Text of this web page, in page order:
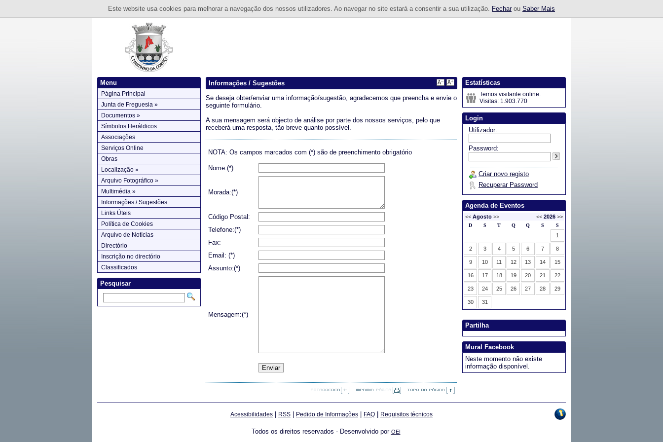
Este website usa cookies para melhorar a navegação dos nossos utilizadores. Ao navegar no site estará a consentir a sua utilização. Fecharou Saber Mais
Menu
Página Principal
Junta de Freguesia »
Documentos »
Símbolos Heráldicos
Associações
Serviços Online
Obras
Localização »
Arquivo Fotográfico »
Multimédia »
Informações / Sugestões
Links Úteis
Política de Cookies
Arquivo de Notícias
Directório
Inscrição no directório
Classificados
Pesquisar
Informações / Sugestões
Se deseja obter/enviar uma informação/sugestão, agradecemos que preencha e envie o
seguinte formulário.
A sua mensagem será objecto de análise por parte dos nossos serviços, pelo que
receberá uma resposta, tão breve quanto possível.
NOTA: Os campos marcados com (*) são de preenchimento obrigatório
Nome:(*)
Morada:(*)
Código Postal:
Telefone:(*)
Fax:
Email: (*)
Assunto:(*)
Mensagem:(*)
Estatísticas
Temos visitante online.
Visitas: 1.903.770
Login
Utilizador:
Password:
Criar novo registo
Recuperar Password
Agenda de Eventos
Partilha
Mural Facebook
Neste momento não existe
informação disponível.
Acessibilidades RSS Pedido de Informações FAQ Requisitos técnicos
Todos os direitos reservados - Desenvolvido por OEI